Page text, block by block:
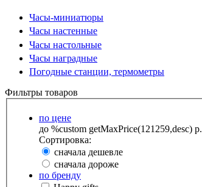
Часы-миниатюры
Часы настенные
Часы настольные
Часы наградные
Погодные станции, термометры
Фильтры товаров
по цене
до %custom getMaxPrice(121259,desc) р.
Сортировка:
сначала дешевле
сначала дороже
по бренду